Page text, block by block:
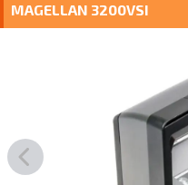
MAGELLAN 3200VSI